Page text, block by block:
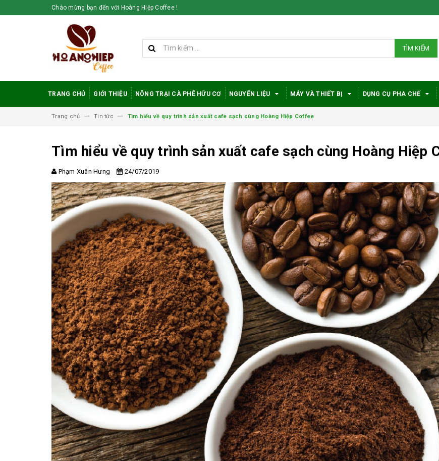
Chào mừng bạn đến với Hoàng Hiệp Coffee !
TÌM KIẾM
TRANG CHỦ GIỚI THIỆU NÔNG TRẠI CÀ PHÊ HỮU CƠ NGUYÊN LIỆU MÁY VÀ THIẾT BỊ DỤNG CỤ PHA CHẾ
Trang chủ Tin tức Tìm hiểu về quy trình sản xuất cafe sạch cùng Hoàng Hiệp Coffee
Tìm hiểu về quy trình sản xuất cafe sạch cùng Hoàng Hiệp
Phạm Xuân Hưng 24/07/2019
robusta rang mộc
được đánh giá cao
trong giới sành cà
phê?
10/06/2026
Bí quyết chọn mua
cà phê hạt rang
mộc thơm ngon,
chuẩn vị
10/06/2026
Những tiêu chí đánh
giá một loại bột cà
phê nguyên chất
ngon
10/06/2026
pha cà phê
DeLonghi phù hợp
với nhu cầu và ngân
sách
10/06/2026
Máy pha cà phê
DeLonghi có gì đặc
biệt mà hàng triệu
người yêu thích?
10/06/2026
Cách vệ sinh và bảo
dưỡng máy pha cà
phê Winci đúng
chuẩn
27/02/2026
10/
Bí
cà
10/
giá
10/